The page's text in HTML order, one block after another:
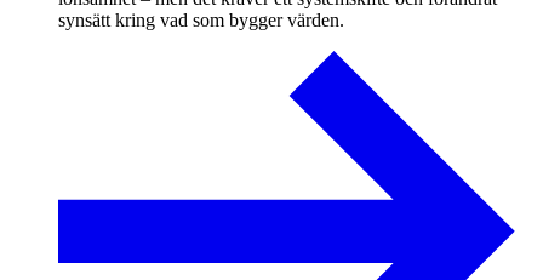
synsätt kring vad som bygger värden.